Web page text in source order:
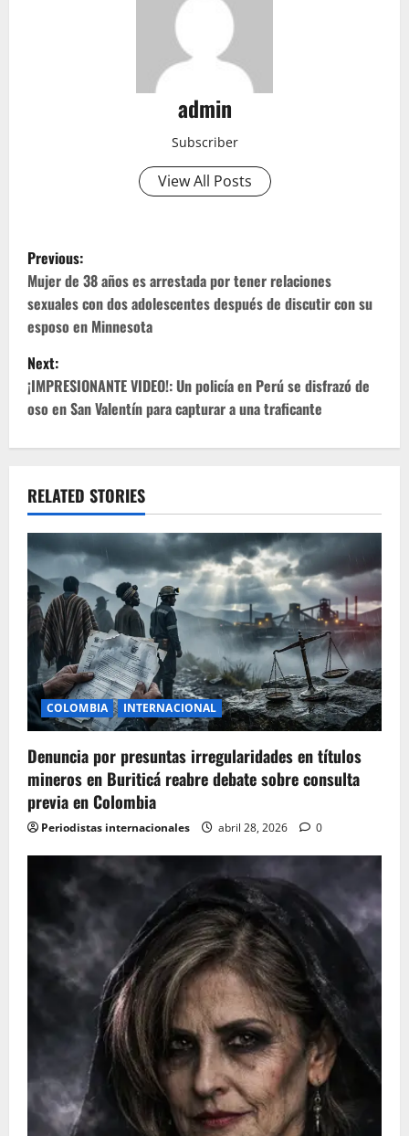
admin
Subscriber
View All Posts
P
o
s
t
n
a
v
i
g
a
t
i
o
n
Previous:
Mujer de 38 años es arrestada por tener relaciones
sexuales con dos adolescentes después de discutir con su
esposo en Minnesota
Next:
¡IMPRESIONANTE VIDEO!: Un policía en Perú se disfrazó de
oso en San Valentín para capturar a una traficante
RELATED STORIES
COLOMBIA INTERNACIONAL
Denuncia por presuntas irregularidades en títulos
mineros en Buriticá reabre debate sobre consulta
previa en Colombia
Periodistas internacionales abril 28, 2026 0